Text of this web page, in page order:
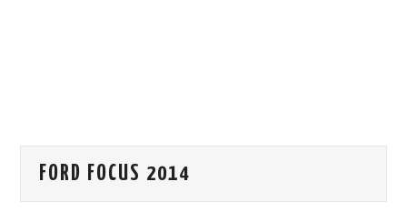
FORD FOCUS 2014